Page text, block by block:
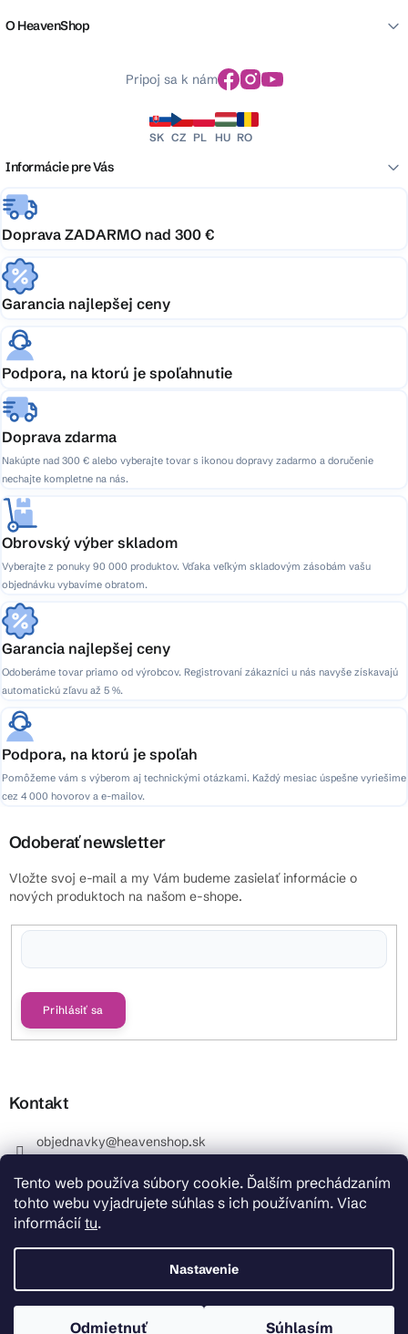
Tento web používa súbory cookie. Ďalším prechádzaním
tohto webu vyjadrujete súhlas s ich používaním. Viac
informácií tu.
Nastavenie
Odmietnuť Súhlasím
O HeavenShop
Pripoj sa k nám
SK CZ PL HU RO
Informácie pre Vás
Doprava ZADARMO nad 300 €
Garancia najlepšej ceny
Podpora, na ktorú je spoľahnutie
Doprava zdarma
Nakúpte nad 300 € alebo vyberajte tovar s ikonou dopravy zadarmo a doručenie
nechajte kompletne na nás.
Obrovský výber skladom
Vyberajte z ponuky 90 000 produktov. Vďaka veľkým skladovým zásobám vašu
objednávku vybavíme obratom.
Garancia najlepšej ceny
Odoberáme tovar priamo od výrobcov. Registrovaní zákazníci u nás navyše získavajú
automatickú zľavu až 5 %.
Podpora, na ktorú je spoľah
Pomôžeme vám s výberom aj technickými otázkami. Každý mesiac úspešne vyriešime
cez 4 000 hovorov a e-mailov.
Odoberať newsletter
Vložte svoj e-mail a my Vám budeme zasielať informácie o
nových produktoch na našom e-shope.
Prihlásiť sa
Kontakt
objednavky@heavenshop.sk
_Info objednávky : +421 914 399 399 Pracovné dni od
8.00 hod. do 12.00 . REKLAMÁCIE : +421 914 399 399
HeavenShop.sk
HeavenShop.sk
Copyright 2026Heavenshop . Všetky práva vyhradené.